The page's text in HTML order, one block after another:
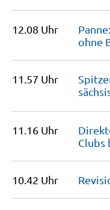
12.08 Uhr
ohne
11.57 Uhr
11.16 Uhr
Clubs
10.42 Uhr